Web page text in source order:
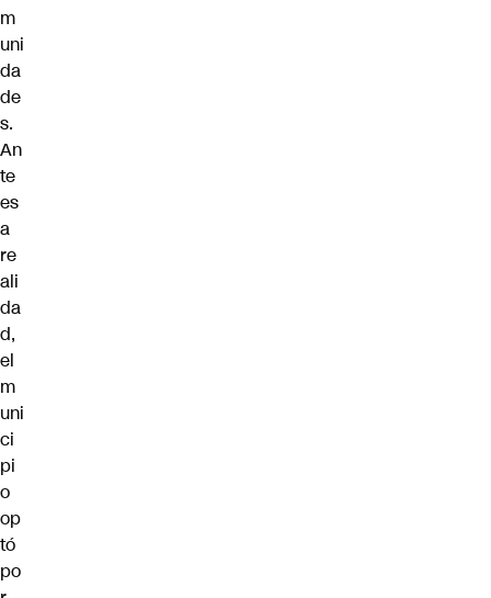
m
uni
da
de
s.
An
te
es
a
re
ali
da
d,
el
m
uni
ci
pi
o
op
tó
po